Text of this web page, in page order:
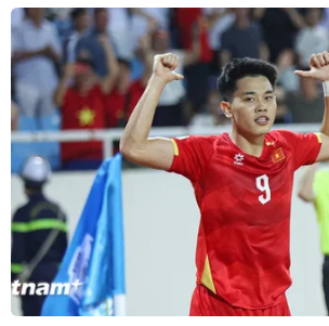
đầu bảng'
06/08/2026 07:25
Chủ tịch Liên đoàn Bóng đá thế giới
chịu sức ép chưa từng có
06/08/2026 04:12
Futsal Việt Nam bất bại sau trận hòa
khó tin trước chủ nhà Thái Lan